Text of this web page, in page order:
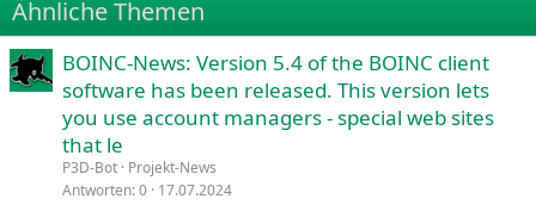
26
Trebuchet MS
Verdana
Ähnliche Themen
BOINC-News: Version 5.4 of the BOINC client
software has been released. This version lets
you use account managers - special web sites
that le
P3D-Bot Projekt-News
Antworten 0 17.07.2024